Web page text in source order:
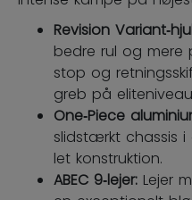
Revision
bedre rul og mere
stop og
greb på
One‑Piece
slidstærkt chassis i
let konstruktion.
ABEC 9‑lejer: Lejer